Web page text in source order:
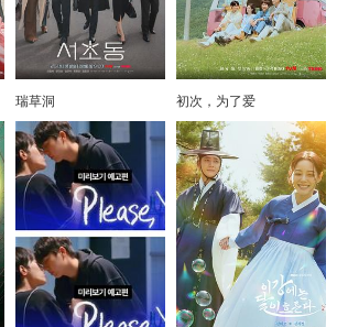
瑞草洞 初次，为了爱